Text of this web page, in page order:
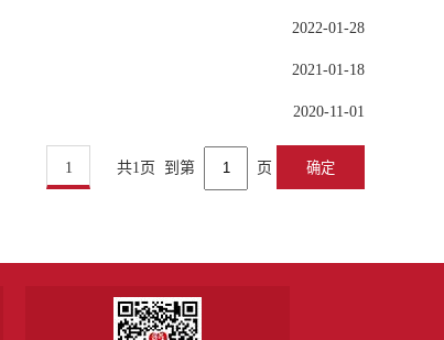
2022-01-28
2021-01-18
2020-11-01
1 共1页 到第 页